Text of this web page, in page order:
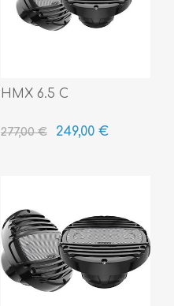
HMX 6.5 C
277,00 € 249,00 €